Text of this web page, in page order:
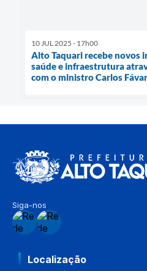
10 JUL 2025 - 17h00
Alto Taquari recebe novos
saúde e infraestrutura
com o ministro Carlos
Siga-nos
Localização